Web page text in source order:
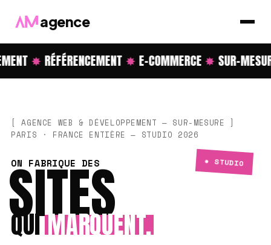
agence
✸RÉFÉRENCEMENT✸E-COMMERCE✸SUR-MESURE
[ AGENCE WEB & DÉVELOPPEMENT — SUR-MESURE ]
PARIS · FRANCE ENTIÈRE — STUDIO 2026
✸ STUDIO
ON FABRIQUE DES
SITES
QUIMARQUENT.